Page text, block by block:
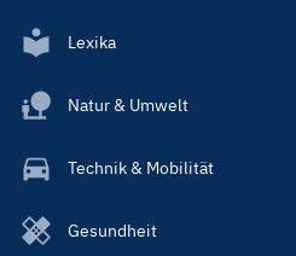
Lexika
Natur & Umwelt
Technik & Mobilität
Gesundheit